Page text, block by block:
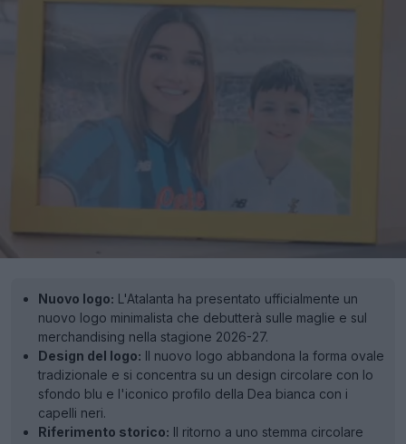
Nuovo logo: L'Atalanta ha presentato ufficialmente un
nuovo logo minimalista che debutterà sulle maglie e sul
merchandising nella stagione 2026-27.
Design del logo: Il nuovo logo abbandona la forma ovale
tradizionale e si concentra su un design circolare con lo
sfondo blu e l'iconico profilo della Dea bianca con i
capelli neri.
Riferimento storico: Il ritorno a uno stemma circolare